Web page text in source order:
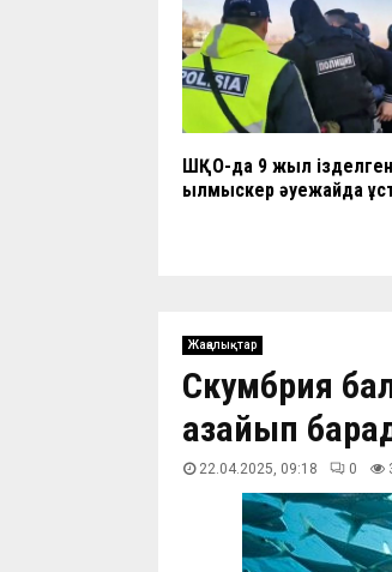
ШҚО-да 9 жыл ізделген
қылмыскер әуежайда
Жаңалықтар
Скумбрия
азайып
22.04.2025, 09:18 0